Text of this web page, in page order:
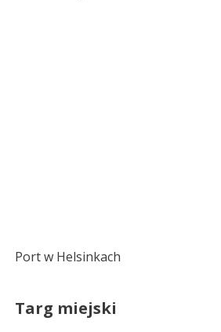
Port w Helsinkach
Targ miejski